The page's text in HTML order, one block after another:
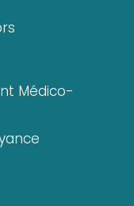
Médico-